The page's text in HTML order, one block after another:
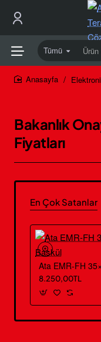
Tümü
Ürün
kategori
marka
Bakanlık
Fiyatları
En Çok Satanlar
8.250,00TL